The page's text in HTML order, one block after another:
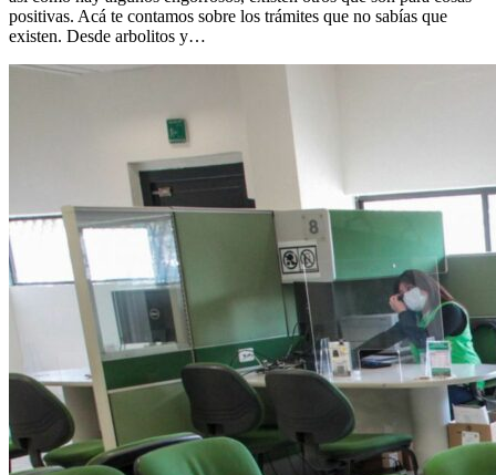
positivas. Acá te contamos sobre los trámites que no sabías que
existen. Desde arbolitos y…